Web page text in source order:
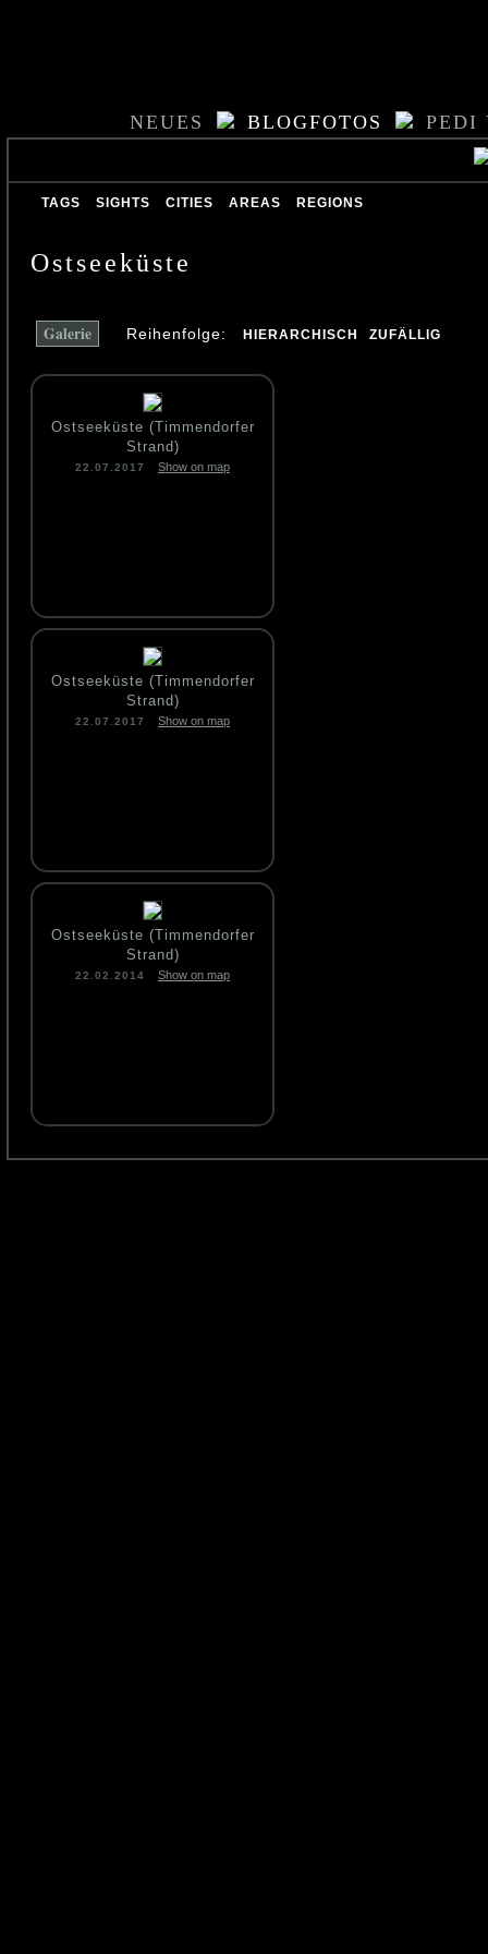
NEUES BLOGFOTOS PEDI
TAGS SIGHTS CITIES AREAS REGIONS
Ostseeküste
Galerie Reihenfolge: HIERARCHISCH ZUFÄLLIG
Ostseeküste (Timmendorfer
Strand)
22.07.2017 Show on map
Ostseeküste (Timmendorfer
Strand)
22.07.2017 Show on map
Ostseeküste (Timmendorfer
Strand)
22.02.2014 Show on map